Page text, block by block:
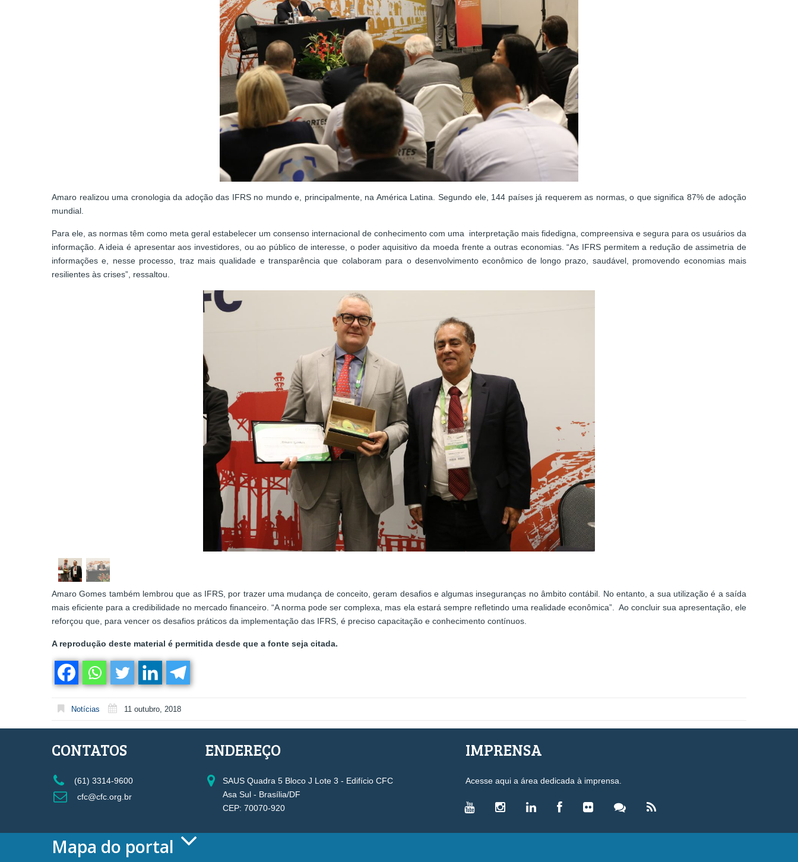
Amaro realizou uma cronologia da adoção das IFRS no mundo e, principalmente, na América Latina. Segundo ele, 144 países já requerem as normas, o que significa 87% de adoção
mundial.
Para ele, as normas têm como meta geral estabelecer um consenso internacional de conhecimento com uma interpretação mais fidedigna, compreensiva e segura para os usuários da
informação. A ideia é apresentar aos investidores, ou ao público de interesse, o poder aquisitivo da moeda frente a outras economias. “As IFRS permitem a redução de assimetria de
informações e, nesse processo, traz mais qualidade e transparência que colaboram para o desenvolvimento econômico de longo prazo, saudável, promovendo economias mais
resilientes às crises”, ressaltou.
Amaro Gomes também lembrou que as IFRS, por trazer uma mudança de conceito, geram desafios e algumas inseguranças no âmbito contábil. No entanto, a sua utilização é a saída
mais eficiente para a credibilidade no mercado financeiro. “A norma pode ser complexa, mas ela estará sempre refletindo uma realidade econômica”. Ao concluir sua apresentação, ele
reforçou que, para vencer os desafios práticos da implementação das IFRS, é preciso capacitação e conhecimento contínuos.
A reprodução deste material é permitida desde que a fonte seja citada.
Notícias 11 outubro, 2018
CONTATOS
(61) 3314-9600
cfc@cfc.org.br
ENDEREÇO
SAUS Quadra 5 Bloco J Lote 3 - Edifício CFC
Asa Sul - Brasília/DF
CEP: 70070-920
IMPRENSA
Acesse aqui a área dedicada à imprensa.
Mapa do portal